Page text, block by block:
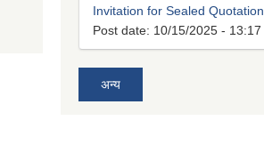
Invitation for Sealed Quotation
Post date: 10/15/2025 - 13:17
अन्य